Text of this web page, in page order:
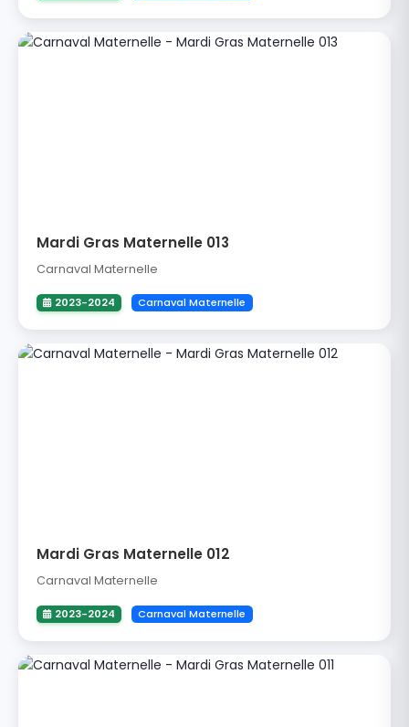
Mardi Gras Maternelle 013
Carnaval Maternelle
2023-2024 Carnaval Maternelle
Mardi Gras Maternelle 012
Carnaval Maternelle
2023-2024 Carnaval Maternelle